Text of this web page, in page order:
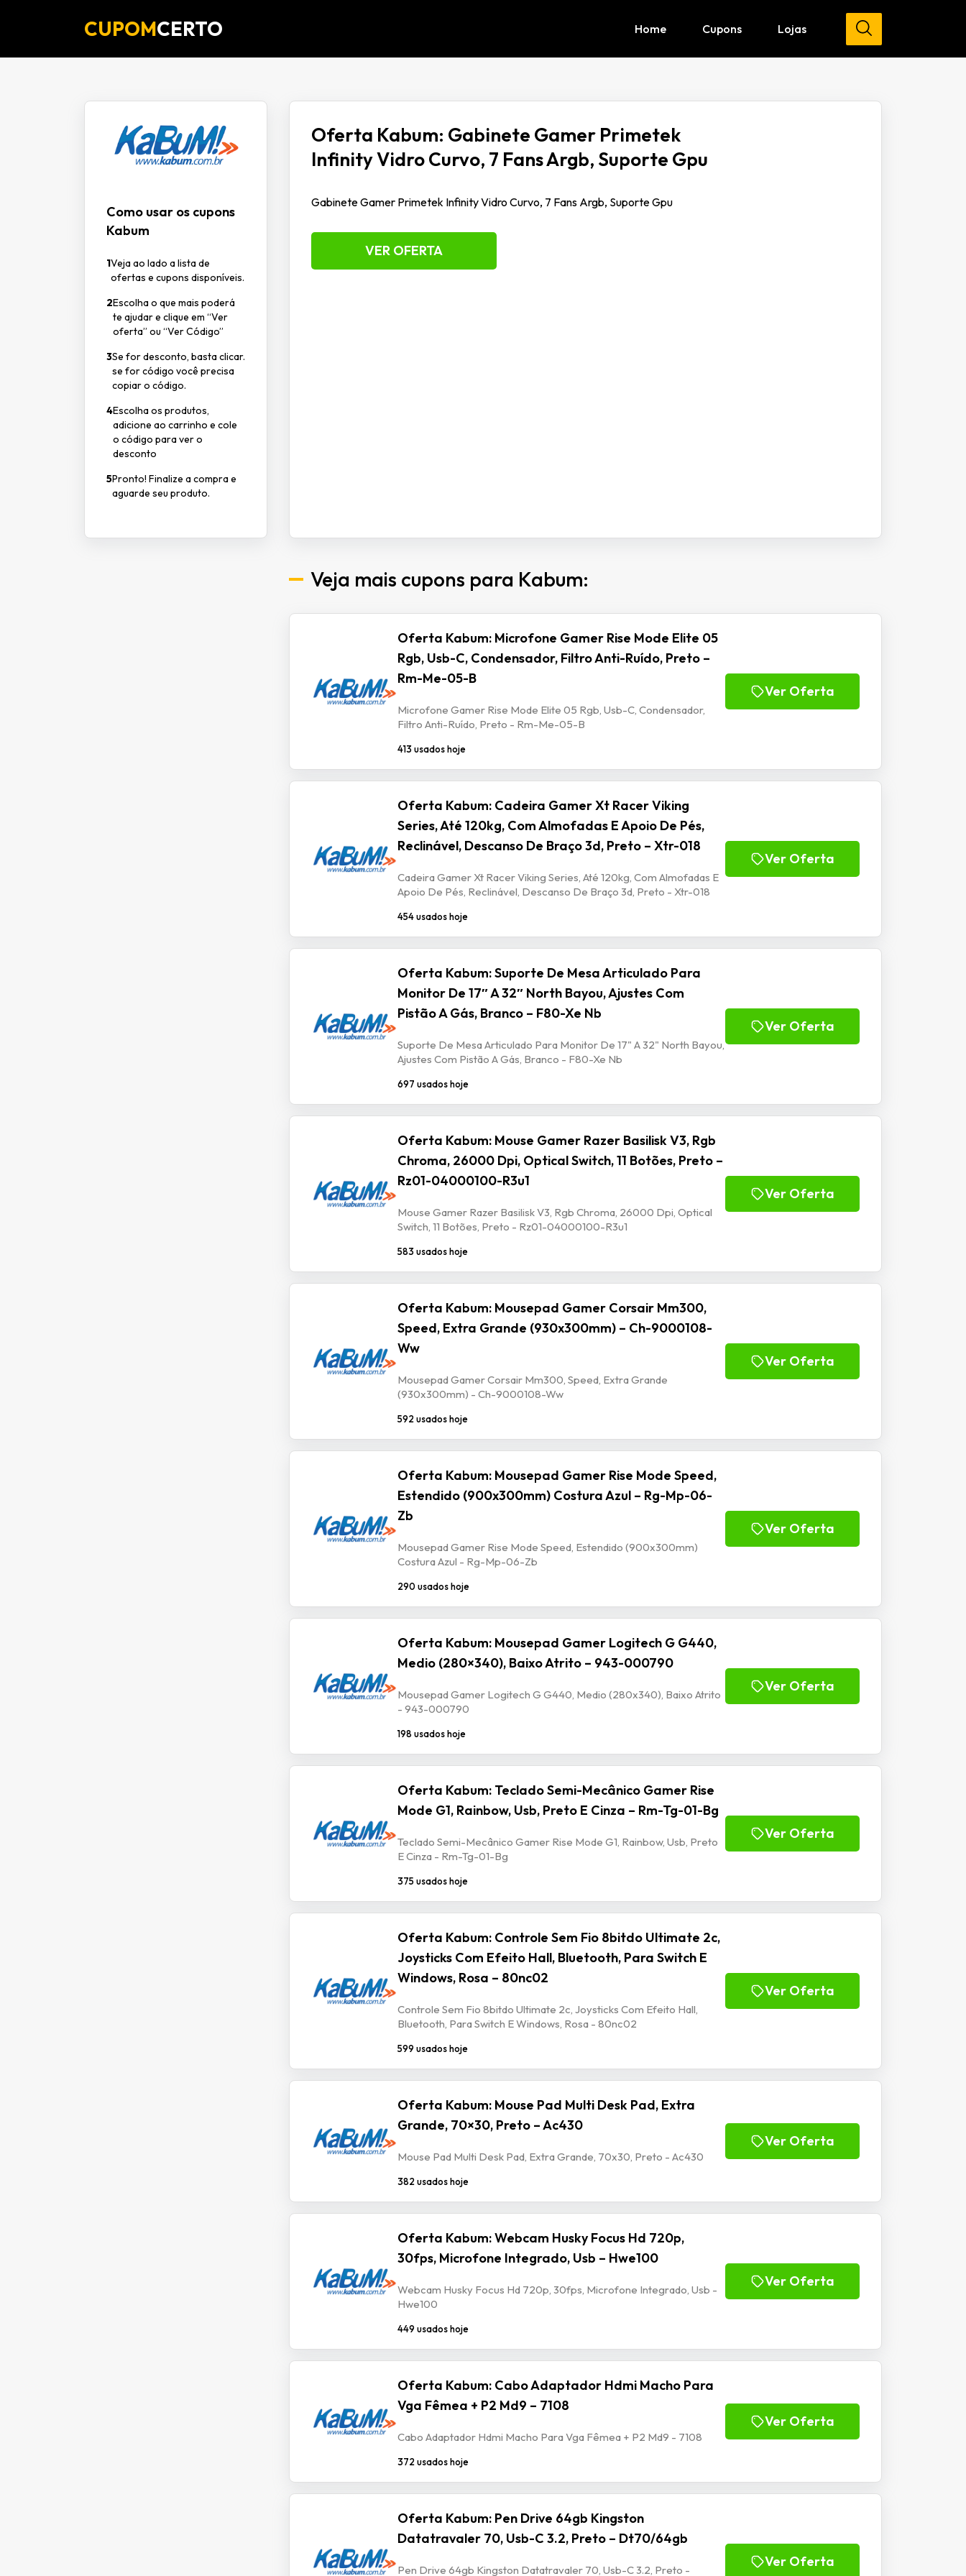
CUPOMCERTO Home Cupons Lojas
Como usar os cupons
Kabum
1Veja ao lado a lista de
ofertas e cupons disponíveis.
2Escolha o que mais poderá
te ajudar e clique em “Ver
oferta” ou “Ver Código”
3Se for desconto, basta clicar.
se for código você precisa
copiar o código.
4Escolha os produtos,
adicione ao carrinho e cole
o código para ver o
desconto
5Pronto! Finalize a compra e
aguarde seu produto.
Oferta Kabum: Gabinete Gamer Primetek
Infinity Vidro Curvo, 7 Fans Argb, Suporte Gpu
Gabinete Gamer Primetek Infinity Vidro Curvo, 7 Fans Argb, Suporte Gpu
VER OFERTA
Veja mais cupons para Kabum:
Oferta Kabum: Microfone Gamer Rise Mode Elite 05
Rgb, Usb-C, Condensador, Filtro Anti-Ruído, Preto –
Rm-Me-05-B
Microfone Gamer Rise Mode Elite 05 Rgb, Usb-C, Condensador,
Filtro Anti-Ruído, Preto - Rm-Me-05-B
413 usados hoje
Ver Oferta
Oferta Kabum: Cadeira Gamer Xt Racer Viking
Series, Até 120kg, Com Almofadas E Apoio De Pés,
Reclinável, Descanso De Braço 3d, Preto – Xtr-018
Cadeira Gamer Xt Racer Viking Series, Até 120kg, Com Almofadas E
Apoio De Pés, Reclinável, Descanso De Braço 3d, Preto - Xtr-018
454 usados hoje
Ver Oferta
Oferta Kabum: Suporte De Mesa Articulado Para
Monitor De 17″ A 32″ North Bayou, Ajustes Com
Pistão A Gás, Branco – F80-Xe Nb
Suporte De Mesa Articulado Para Monitor De 17" A 32" North Bayou,
Ajustes Com Pistão A Gás, Branco - F80-Xe Nb
697 usados hoje
Ver Oferta
Oferta Kabum: Mouse Gamer Razer Basilisk V3, Rgb
Chroma, 26000 Dpi, Optical Switch, 11 Botões, Preto –
Rz01-04000100-R3u1
Mouse Gamer Razer Basilisk V3, Rgb Chroma, 26000 Dpi, Optical
Switch, 11 Botões, Preto - Rz01-04000100-R3u1
583 usados hoje
Ver Oferta
Oferta Kabum: Mousepad Gamer Corsair Mm300,
Speed, Extra Grande (930x300mm) – Ch-9000108-
Ww
Mousepad Gamer Corsair Mm300, Speed, Extra Grande
(930x300mm) - Ch-9000108-Ww
592 usados hoje
Ver Oferta
Oferta Kabum: Mousepad Gamer Rise Mode Speed,
Estendido (900x300mm) Costura Azul – Rg-Mp-06-
Zb
Mousepad Gamer Rise Mode Speed, Estendido (900x300mm)
Costura Azul - Rg-Mp-06-Zb
290 usados hoje
Ver Oferta
Oferta Kabum: Mousepad Gamer Logitech G G440,
Medio (280×340), Baixo Atrito – 943-000790
Mousepad Gamer Logitech G G440, Medio (280x340), Baixo Atrito
- 943-000790
198 usados hoje
Ver Oferta
Oferta Kabum: Teclado Semi-Mecânico Gamer Rise
Mode G1, Rainbow, Usb, Preto E Cinza – Rm-Tg-01-Bg
Teclado Semi-Mecânico Gamer Rise Mode G1, Rainbow, Usb, Preto
E Cinza - Rm-Tg-01-Bg
375 usados hoje
Ver Oferta
Oferta Kabum: Controle Sem Fio 8bitdo Ultimate 2c,
Joysticks Com Efeito Hall, Bluetooth, Para Switch E
Windows, Rosa – 80nc02
Controle Sem Fio 8bitdo Ultimate 2c, Joysticks Com Efeito Hall,
Bluetooth, Para Switch E Windows, Rosa - 80nc02
599 usados hoje
Ver Oferta
Oferta Kabum: Mouse Pad Multi Desk Pad, Extra
Grande, 70×30, Preto – Ac430
Mouse Pad Multi Desk Pad, Extra Grande, 70x30, Preto - Ac430
382 usados hoje
Ver Oferta
Oferta Kabum: Webcam Husky Focus Hd 720p,
30fps, Microfone Integrado, Usb – Hwe100
Webcam Husky Focus Hd 720p, 30fps, Microfone Integrado, Usb -
Hwe100
449 usados hoje
Ver Oferta
Oferta Kabum: Cabo Adaptador Hdmi Macho Para
Vga Fêmea + P2 Md9 – 7108
Cabo Adaptador Hdmi Macho Para Vga Fêmea + P2 Md9 - 7108
372 usados hoje
Ver Oferta
Oferta Kabum: Pen Drive 64gb Kingston
Datatravaler 70, Usb-C 3.2, Preto – Dt70/64gb
Pen Drive 64gb Kingston Datatravaler 70, Usb-C 3.2, Preto -
Ver Oferta